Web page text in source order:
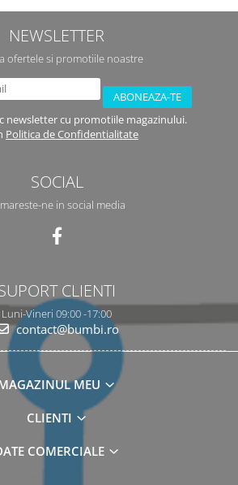
NEWSLETTER
ofertele si promotiile noastre
newsletter cu promotiile magazinului.
Politica de Confidentialitate
SOCIAL
ne in social media
CLIENTI
Luni-Vineri 09:00 -17:00
contact@bumbi.ro
MEU
CLIENTI
COMERCIALE